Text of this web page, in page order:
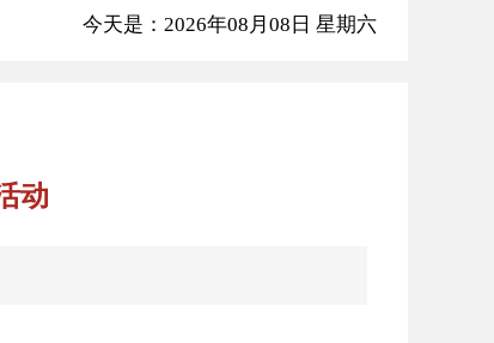
今天是：2026年08月08日 星期六
动